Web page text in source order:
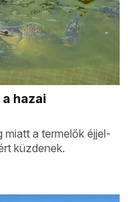
hazai
a termelők éjjel-
küzdenek.